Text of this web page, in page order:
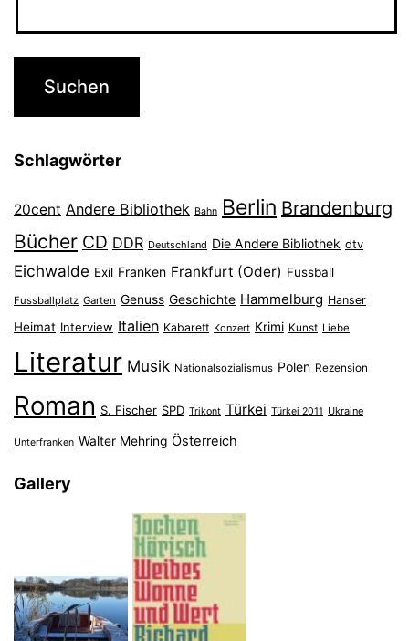
Schlagwörter
20cent Andere Bibliothek Bahn Berlin Brandenburg
Bücher CD DDR Deutschland Die Andere Bibliothek dtv
Eichwalde Exil Franken Frankfurt (Oder) Fussball
Fussballplatz Garten Genuss Geschichte Hammelburg Hanser
Heimat Interview Italien Kabarett Konzert Krimi Kunst Liebe
Literatur Musik Nationalsozialismus Polen Rezension
Roman S. Fischer SPD Trikont Türkei Türkei 2011 Ukraine
Unterfranken Walter Mehring Österreich
Gallery